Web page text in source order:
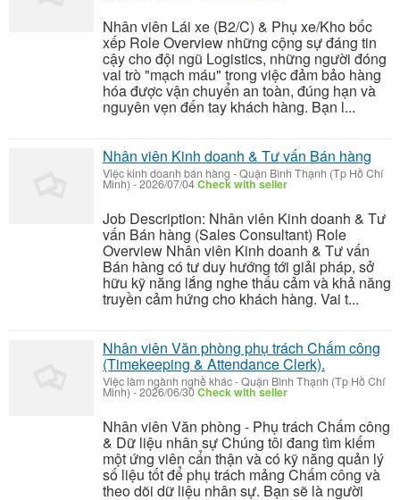
Nhân viên Lái xe (B2/C) & Phụ xe/Kho bốc
xếp Role Overview những cộng sự đáng tin
cậy cho đội ngũ Logistics, những người đóng
vai trò "mạch máu" trong việc đảm bảo hàng
hóa được vận chuyển an toàn, đúng hạn và
nguyên vẹn đến tay khách hàng. Bạn l...
Nhân viên Kinh doanh & Tư vấn Bán hàng
Việc kinh doanh bán hàng -Quận Bình Thạnh (Tp Hồ Chí
Minh) -2026/07/04Check with seller
Job Description: Nhân viên Kinh doanh & Tư
vấn Bán hàng (Sales Consultant) Role
Overview Nhân viên Kinh doanh & Tư vấn
Bán hàng có tư duy hướng tới giải pháp, sở
hữu kỹ năng lắng nghe thấu cảm và khả năng
truyền cảm hứng cho khách hàng. Vai t...
Nhân viên Văn phòng phụ trách Chấm công
(Timekeeping & Attendance Clerk).
Việc làm ngành nghề khác-Quận Bình Thạnh (Tp Hồ Chí
Minh) -2026/06/30Check with seller
Nhân viên Văn phòng - Phụ trách Chấm công
& Dữ liệu nhân sự Chúng tôi đang tìm kiếm
một ứng viên cẩn thận và có kỹ năng quản lý
số liệu tốt để phụ trách mảng Chấm công và
theo dõi dữ liệu nhân sự. Bạn sẽ là người